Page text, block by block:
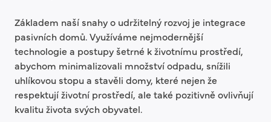
Základem naší snahy o udržitelný rozvoj je integrace
pasivních domů. Využíváme nejmodernější
technologie a postupy šetrné k životnímu prostředí,
abychom minimalizovali množství odpadu, snížili
uhlíkovou stopu a stavěli domy, které nejen že
respektují životní prostředí, ale také pozitivně ovlivňují
kvalitu života svých obyvatel.